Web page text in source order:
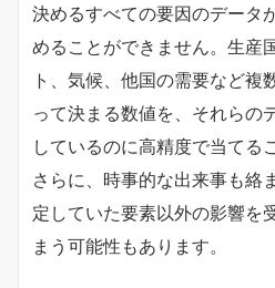
決めるすべての要因のデータ
めることができません。生産
ト、気候、他国の需要など複
って決まる数値を、それらの
しているのに高精度で当てる
さらに、時事的な出来事も絡
定していた要素以外の影響を
まう可能性もあります。